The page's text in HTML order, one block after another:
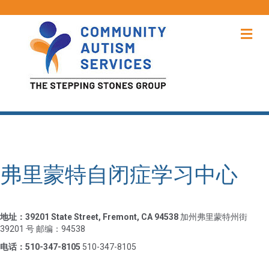
菜
弗里蒙特自闭症学习中心
地址：39201 State Street, Fremont, CA 94538 加州弗里蒙特州街
39201 号 邮编：94538
电话：510-347-8105 510-347-8105